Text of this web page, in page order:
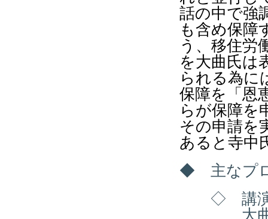
話の中で強
も含め保障
う、移住労
を大曲氏は
られる為に
保障を「恩
らが保障を
その申請を
あると寺中
◆ 主なプ
◇ 講演
大曲由起